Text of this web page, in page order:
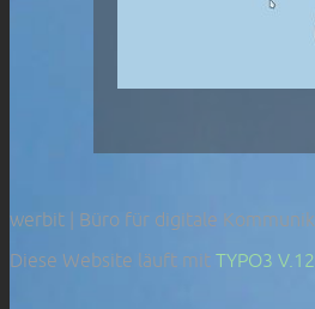
werbit | Büro für digitale
Diese Website läuft mit TYPO3